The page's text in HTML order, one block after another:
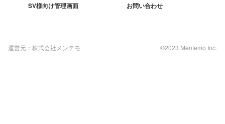
SV様向け管理画面 お問い合わせ
運営元：株式会社メンテモ ©2023 Mentemo Inc.